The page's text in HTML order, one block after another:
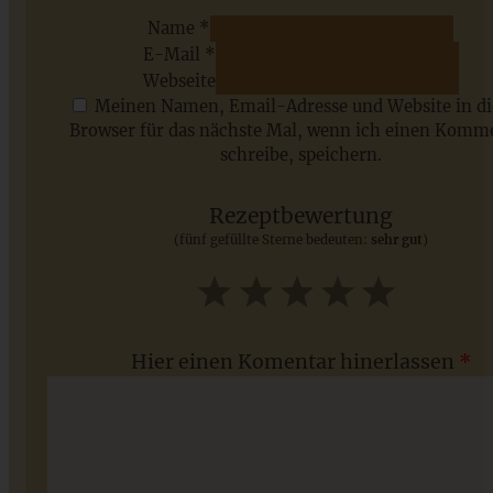
Saisonale Rezepte im Juli - meine 7 sommerlichen
Name *
E-Mail *
Webseite
Meinen Namen, Email-Adresse und Website in
Browser für das nächste Mal, wenn ich einen
schreibe, speichern.
Rezeptbewertung
(fünf gefüllte Sterne bedeuten: sehr gut )
Hier einen Komentar hinerlassen *